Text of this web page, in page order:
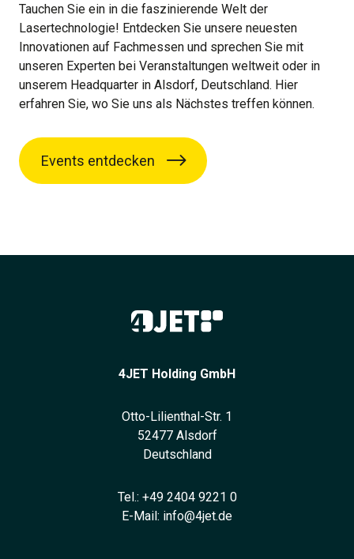
Tauchen Sie ein in die faszinierende Welt der
Lasertechnologie! Entdecken Sie unsere neuesten
Innovationen auf Fachmessen und sprechen Sie mit
unseren Experten bei Veranstaltungen weltweit oder in
unserem Headquarter in Alsdorf, Deutschland. Hier
erfahren Sie, wo Sie uns als Nächstes treffen können.
Events entdecken
4JET Holding GmbH
Otto-Lilienthal-Str. 1
52477 Alsdorf
Deutschland
Tel.: +49 2404 9221 0
E-Mail: info@4jet.de